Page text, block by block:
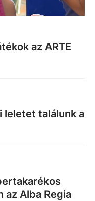
az ARTE
leletet találunk a
az Alba Regia